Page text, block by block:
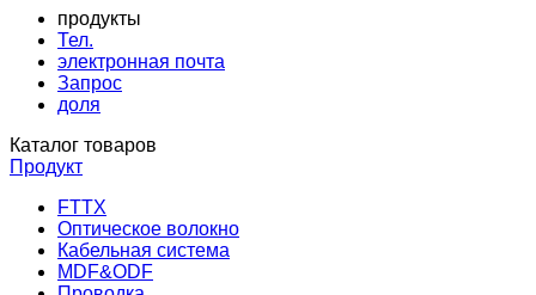
продукты
Тел.
электронная почта
Запрос
доля
Каталог товаров
Продукт
FTTX
Оптическое волокно
Кабельная система
MDF&ODF